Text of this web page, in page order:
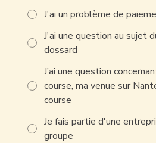
J'ai un problème de
J'ai une question au sujet
dossard
J’ai une question
course, ma venue sur
course
Je fais partie d'une
groupe